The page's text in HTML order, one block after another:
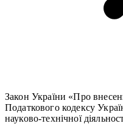
Закон України «Про
Податкового кодексу
науково-технічної